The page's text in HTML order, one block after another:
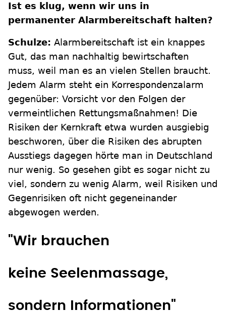
Ist es klug, wenn wir uns in
permanenter Alarmbereitschaft halten?
Schulze: Alarmbereitschaft ist ein knappes
Gut, das man nachhaltig bewirtschaften
muss, weil man es an vielen Stellen braucht.
Jedem Alarm steht ein Korrespondenzalarm
gegenüber: Vorsicht vor den Folgen der
vermeintlichen Rettungsmaßnahmen! Die
Risiken der Kernkraft etwa wurden ausgiebig
beschworen, über die Risiken des abrupten
Ausstiegs dagegen hörte man in Deutschland
nur wenig. So gesehen gibt es sogar nicht zu
viel, sondern zu wenig Alarm, weil Risiken und
Gegenrisiken oft nicht gegeneinander
abgewogen werden.
"Wir brauchen
keine Seelenmassage,
sondern Informationen"